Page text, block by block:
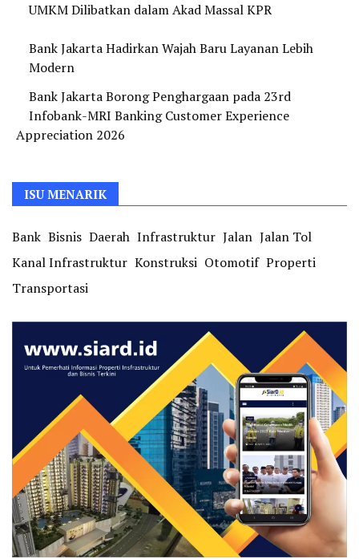
UMKM Dilibatkan dalam Akad Massal KPR
Bank Jakarta Hadirkan Wajah Baru Layanan Lebih
Modern
Bank Jakarta Borong Penghargaan pada 23rd
Infobank-MRI Banking Customer Experience
Appreciation 2026
ISU MENARIK
Bank Bisnis Daerah Infrastruktur Jalan Jalan Tol
Kanal Infrastruktur Konstruksi Otomotif Properti
Transportasi